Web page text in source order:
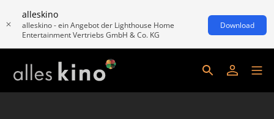
alleskino
alleskino - ein Angebot der Lighthouse Home
Entertainment Vertriebs GmbH & Co. KG
Download